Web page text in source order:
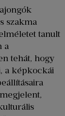
szakma
tanult
a
tehát, hogy
a képkockái